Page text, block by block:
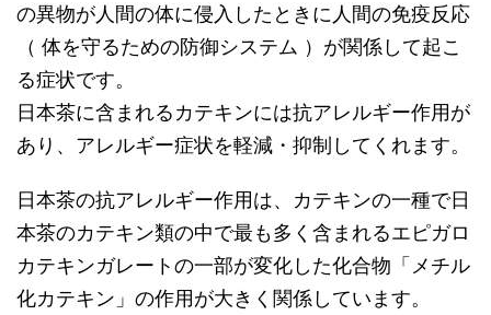
の異物が人間の体に侵入したときに人間の免疫反応
（ 体を守るための防御システム ）が関係して起こ
る症状です。
日本茶に含まれるカテキンには抗アレルギー作用が
あり、アレルギー症状を軽減・抑制してくれます。
日本茶の抗アレルギー作用は、カテキンの一種で日
本茶のカテキン類の中で最も多く含まれるエピガロ
カテキンガレートの一部が変化した化合物「メチル
化カテキン」の作用が大きく関係しています。